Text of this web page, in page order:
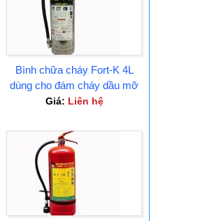
Bình chữa cháy Fort-K 4L
dùng cho đám cháy dầu mỡ
Tại Bình Dương
Giá: Liên hệ